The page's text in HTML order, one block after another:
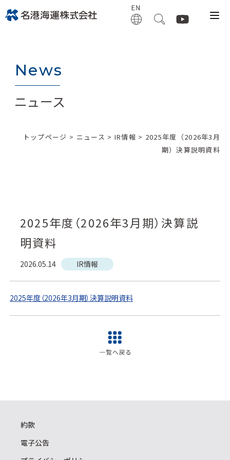
News
ニュース
トップページ > ニュース > IR情報 > 2025年度（2026年3月
期）決算説明資料
2025年度（2026年3月期）決算説
明資料
2026.05.14 IR情報
2025年度（2026年3月期）決算説明資料
約款
電子公告